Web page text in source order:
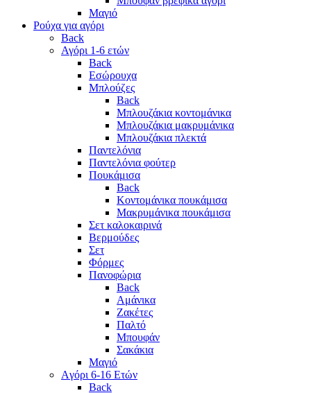
Μαγιό
Ρούχα για αγόρι
Back
Αγόρι 1-6 ετών
Back
Εσώρουχα
Μπλούζες
Back
Μπλουζάκια κοντομάνικα
Μπλουζάκια μακρυμάνικα
Μπλουζάκια πλεκτά
Παντελόνια
Παντελόνια φούτερ
Πουκάμισα
Back
Κοντομάνικα πουκάμισα
Μακρυμάνικα πουκάμισα
Σετ καλοκαιρινά
Βερμούδες
Σετ
Φόρμες
Πανοφώρια
Back
Αμάνικα
Ζακέτες
Παλτό
Μπουφάν
Σακάκια
Μαγιό
Aγόρι 6-16 Ετών
Back